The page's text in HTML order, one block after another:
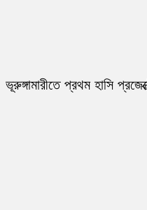
ভূরুঙ্গামারীতে প্রথম হাসি